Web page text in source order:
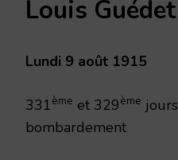
1915
Louis Guédet
Lundi 9 août 1915
331ème et 329ème
bombardement